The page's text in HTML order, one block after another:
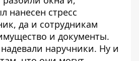
нанесен стресс
да и сотрудникам
и документы.
наручники. Ну и